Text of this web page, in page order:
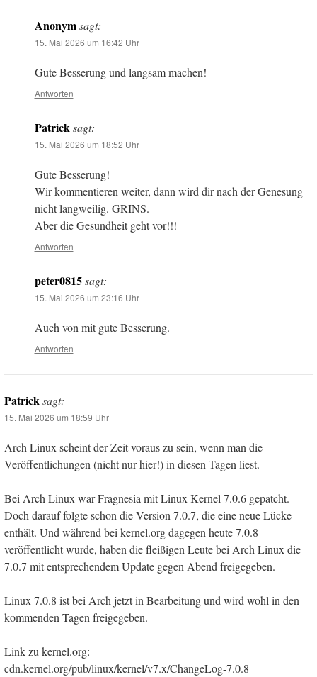
Anonym sagt:
15. Mai 2026 um 16:42 Uhr
Gute Besserung und langsam machen!
Antworten
Patrick sagt:
15. Mai 2026 um 18:52 Uhr
Gute Besserung!
Wir kommentieren weiter, dann wird dir nach der Genesung
nicht langweilig. GRINS.
Aber die Gesundheit geht vor!!!
Antworten
peter0815 sagt:
15. Mai 2026 um 23:16 Uhr
Auch von mit gute Besserung.
Antworten
Patricksagt:
15. Mai 2026 um 18:59 Uhr
Arch Linux scheint der Zeit voraus zu sein, wenn man die
Veröffentlichungen (nicht nur hier!) in diesen Tagen liest.
Bei Arch Linux war Fragnesia mit Linux Kernel 7.0.6 gepatcht.
Doch darauf folgte schon die Version 7.0.7, die eine neue Lücke
enthält. Und während bei kernel.org dagegen heute 7.0.8
veröffentlicht wurde, haben die fleißigen Leute bei Arch Linux die
7.0.7 mit entsprechendem Update gegen Abend freigegeben.
Linux 7.0.8 ist bei Arch jetzt in Bearbeitung und wird wohl in den
kommenden Tagen freigegeben.
Link zu kernel.org:
cdn.kernel.org/pub/linux/kernel/v7.x/ChangeLog-7.0.8